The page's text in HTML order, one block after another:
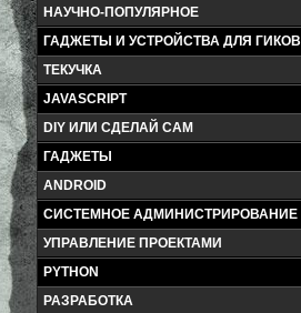
НАУЧНО-ПОПУЛЯРНОЕ
ГАДЖЕТЫ И УСТРОЙСТВА ДЛЯ ГИКОВ
ТЕКУЧКА
JAVASCRIPT
DIY ИЛИ СДЕЛАЙ САМ
ГАДЖЕТЫ
ANDROID
СИСТЕМНОЕ АДМИНИСТРИРОВАНИЕ
УПРАВЛЕНИЕ ПРОЕКТАМИ
PYTHON
РАЗРАБОТКА